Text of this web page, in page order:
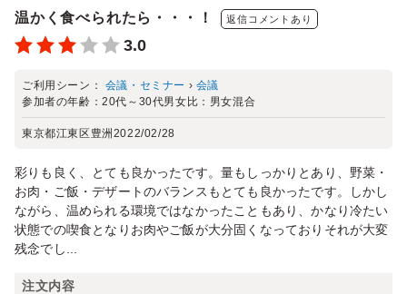
温かく食べられたら・・・！ 返信コメントあり
3.0
ご利用シーン： 会議・セミナー › 会議
参加者の年齢：20代～30代男女比： 男女混合
東京都江東区豊洲 2022/02/28
彩りも良く、とても良かったです。量もしっかりとあり、野菜・
お肉・ご飯・デザートのバランスもとても良かったです。しかし
ながら、温められる環境ではなかったこともあり、かなり冷たい
状態での喫食となりお肉やご飯が大分固くなっておりそれが大変
残念でし...
注文内容